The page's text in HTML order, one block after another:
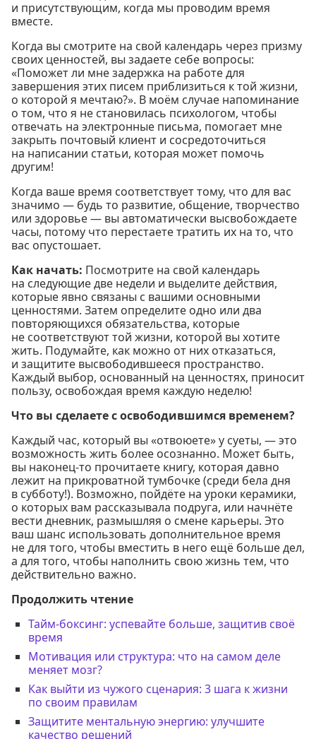
и присутствующим, когда мы проводим время
вместе.
Когда вы смотрите на свой календарь через призму
своих ценностей, вы задаете себе вопросы:
«Поможет ли мне задержка на работе для
завершения этих писем приблизиться к той жизни,
о которой я мечтаю?». В моём случае напоминание
о том, что я не становилась психологом, чтобы
отвечать на электронные письма, помогает мне
закрыть почтовый клиент и сосредоточиться
на написании статьи, которая может помочь
другим!
Когда ваше время соответствует тому, что для вас
значимо — будь то развитие, общение, творчество
или здоровье — вы автоматически высвобождаете
часы, потому что перестаете тратить их на то, что
вас опустошает.
Как начать: Посмотрите на свой календарь
на следующие две недели и выделите действия,
которые явно связаны с вашими основными
ценностями. Затем определите одно или два
повторяющихся обязательства, которые
не соответствуют той жизни, которой вы хотите
жить. Подумайте, как можно от них отказаться,
и защитите высвободившееся пространство.
Каждый выбор, основанный на ценностях, приносит
пользу, освобождая время каждую неделю!
Что вы сделаете с освободившимся временем?
Каждый час, который вы «отвоюете» у суеты, — это
возможность жить более осознанно. Может быть,
вы наконец-то прочитаете книгу, которая давно
лежит на прикроватной тумбочке (среди бела дня
в субботу!). Возможно, пойдёте на уроки керамики,
о которых вам рассказывала подруга, или начнёте
вести дневник, размышляя о смене карьеры. Это
ваш шанс использовать дополнительное время
не для того, чтобы вместить в него ещё больше дел,
а для того, чтобы наполнить свою жизнь тем, что
действительно важно.
Продолжить чтение
Тайм-боксинг: успевайте больше, защитив своё
время
Мотивация или структура: что на самом деле
меняет мозг?
Как выйти из чужого сценария: 3 шага к жизни
по своим правилам
Защитите ментальную энергию: улучшите
качество решений